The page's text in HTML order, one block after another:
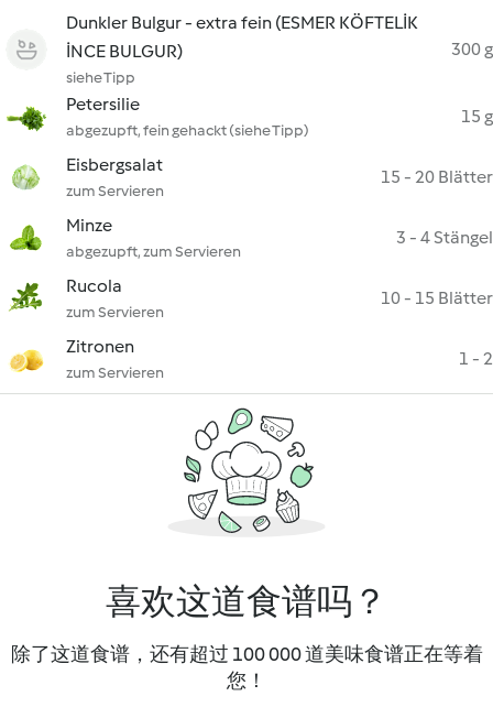
Dunkler Bulgur - extra fein (ESMER KÖFTELİK
İNCE BULGUR)
siehe Tipp
300 g
Petersilie
abgezupft, fein gehackt (siehe Tipp)
15 g
Eisbergsalat
zum Servieren
15 - 20 Blätter
Minze
abgezupft, zum Servieren
3 - 4 Stängel
Rucola
zum Servieren
10 - 15 Blätter
Zitronen
zum Servieren
1 - 2
喜欢这道食谱吗？
除了这道食谱，还有超过 100 000 道美味食谱正在等着
您！